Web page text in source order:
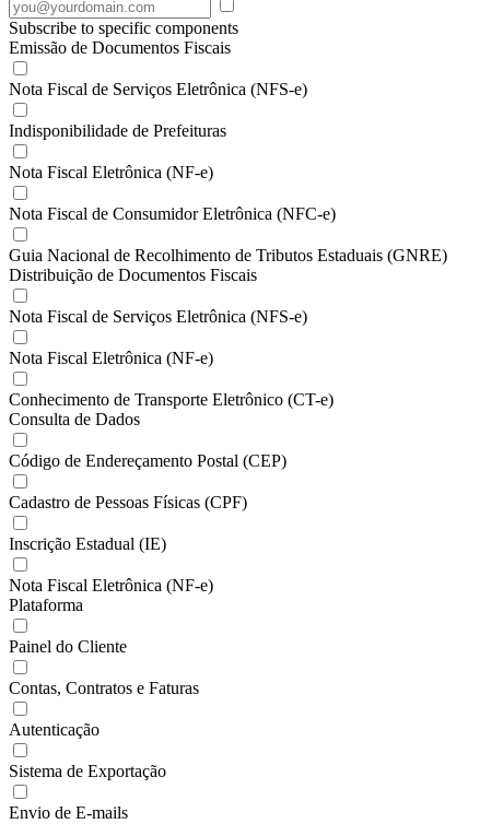
Subscribe to specific components
Emissão de Documentos Fiscais
Nota Fiscal de Serviços Eletrônica (NFS-e)
Indisponibilidade de Prefeituras
Nota Fiscal Eletrônica (NF-e)
Nota Fiscal de Consumidor Eletrônica (NFC-e)
Guia Nacional de Recolhimento de Tributos Estaduais (GNRE)
Distribuição de Documentos Fiscais
Nota Fiscal de Serviços Eletrônica (NFS-e)
Nota Fiscal Eletrônica (NF-e)
Conhecimento de Transporte Eletrônico (CT-e)
Consulta de Dados
Código de Endereçamento Postal (CEP)
Cadastro de Pessoas Físicas (CPF)
Inscrição Estadual (IE)
Nota Fiscal Eletrônica (NF-e)
Plataforma
Painel do Cliente
Contas, Contratos e Faturas
Autenticação
Sistema de Exportação
Envio de E-mails